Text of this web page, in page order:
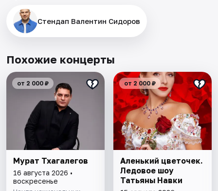
Стендап Валентин Сидоров
Похожие концерты
от 2 000 ₽
Мурат Тхагалегов
16 августа 2026 •
воскресенье
от 2 000 ₽
Аленький цветочек.
Ледовое шоу
Татьяны Навки